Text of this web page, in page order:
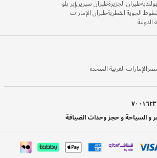
طيران الجزيرةطيران سيرينإير بلو
الجوية القطريةطيران الإمارات
الإمارات العربية المتحدة
و السياحة و حجز وحدات الضيافة